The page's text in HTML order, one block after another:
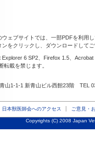
ウェブサイトでは、一部PDFを利用
ンをクリックし、ダウンロードして
6 SP2、Firefox 1.5、
転載を禁じます。
山1-1-1 新青山ビル西館23階 TEL
日本獣医師会へのアクセス ご意見・
Copyrights (C) 2008 Japan